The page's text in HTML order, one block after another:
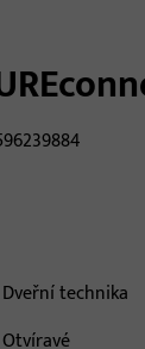
Dveřní technika
Otvíravé